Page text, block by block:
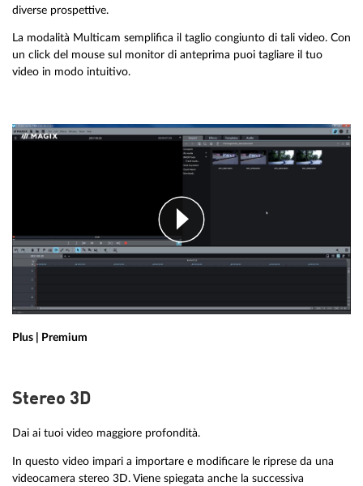
diverse prospettive.
La modalità Multicam semplifica il taglio congiunto di tali video. Con
un click del mouse sul monitor di anteprima puoi tagliare il tuo
video in modo intuitivo.
Plus | Premium
Stereo 3D
Dai ai tuoi video maggiore profondità.
In questo video impari a importare e modificare le riprese da una
videocamera stereo 3D. Viene spiegata anche la successiva